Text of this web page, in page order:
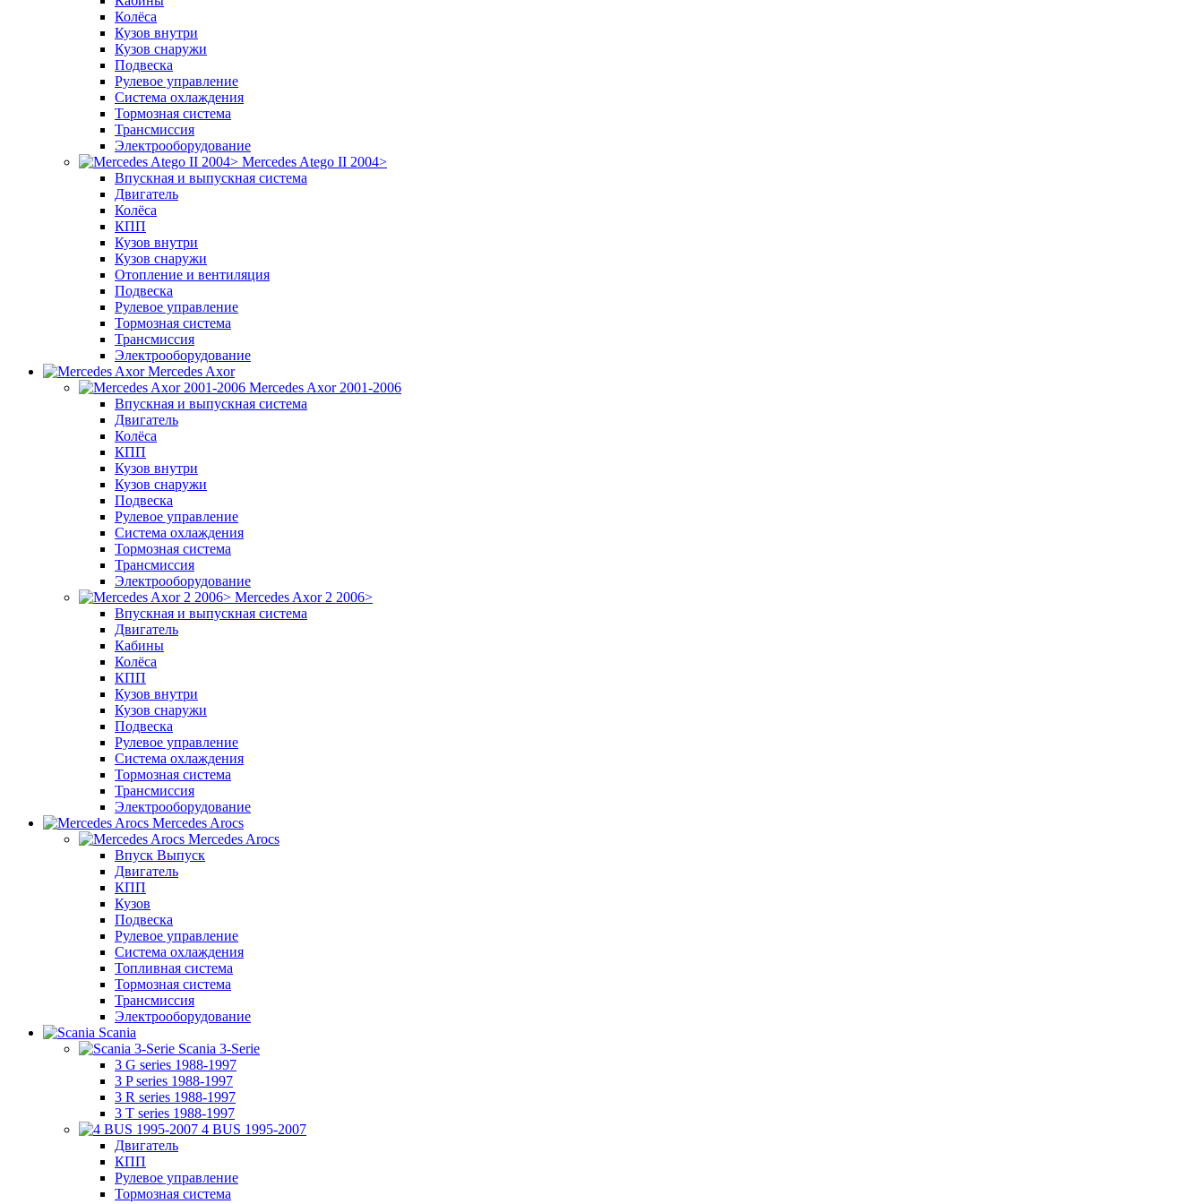
Колёса
Кузов внутри
Кузов снаружи
Подвеска
Рулевое управление
Система охлаждения
Тормозная система
Трансмиссия
Электрооборудование
Mercedes Atego II 2004>
Впускная и выпускная система
Двигатель
Колёса
КПП
Кузов внутри
Кузов снаружи
Отопление и вентиляция
Подвеска
Рулевое управление
Тормозная система
Трансмиссия
Электрооборудование
Mercedes Axor
Mercedes Axor 2001-2006
Впускная и выпускная система
Двигатель
Колёса
КПП
Кузов внутри
Кузов снаружи
Подвеска
Рулевое управление
Система охлаждения
Тормозная система
Трансмиссия
Электрооборудование
Mercedes Axor 2 2006>
Впускная и выпускная система
Двигатель
Кабины
Колёса
КПП
Кузов внутри
Кузов снаружи
Подвеска
Рулевое управление
Система охлаждения
Тормозная система
Трансмиссия
Электрооборудование
Mercedes Arocs
Mercedes Arocs
Впуск Выпуск
Двигатель
КПП
Кузов
Подвеска
Рулевое управление
Система охлаждения
Топливная система
Тормозная система
Трансмиссия
Электрооборудование
Scania
Scania 3-Serie
3 G series 1988-1997
3 P series 1988-1997
3 R series 1988-1997
3 T series 1988-1997
4 BUS 1995-2007
Двигатель
КПП
Рулевое управление
Тормозная система